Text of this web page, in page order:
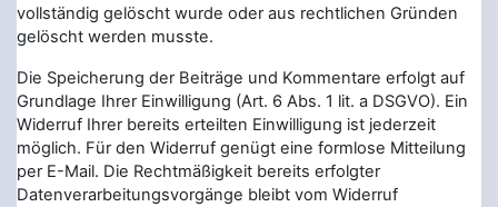
vollständig gelöscht wurde oder aus rechtlichen Gründen
gelöscht werden musste.
Die Speicherung der Beiträge und Kommentare erfolgt auf
Grundlage Ihrer Einwilligung (Art. 6 Abs. 1 lit. a DSGVO). Ein
Widerruf Ihrer bereits erteilten Einwilligung ist jederzeit
möglich. Für den Widerruf genügt eine formlose Mitteilung
per E-Mail. Die Rechtmäßigkeit bereits erfolgter
Datenverarbeitungsvorgänge bleibt vom Widerruf